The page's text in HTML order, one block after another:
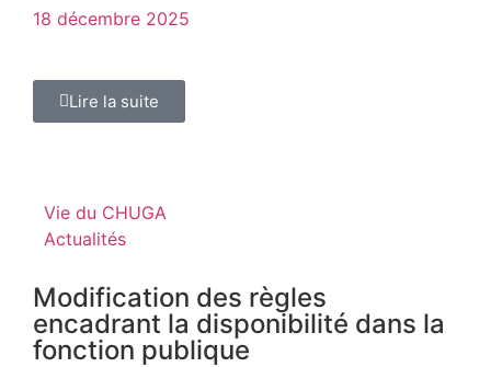
18 décembre 2025
Lire la suite
Vie du CHUGA
Actualités
Modification des règles
encadrant la disponibilité dans la
fonction publique